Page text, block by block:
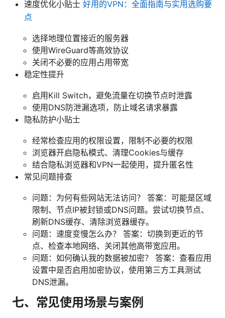
速度优化小贴士 好用的VPN：全面指南与实用选购要
点
选择地理位置接近的服务器
使用WireGuard等高效协议
关闭不必要的应用占用带宽
稳定性提升
启用Kill Switch，避免流量在切换节点时泄露
使用DNS防泄漏选项，防止域名请求暴露
隐私防护小贴士
经常检查应用的权限设置，限制不必要的权限
浏览器开启隐私模式、清理Cookies与缓存
结合隐私浏览器和VPN一起使用，提升匿名性
常见问题排查
问题：为何有些网站无法访问？ 答案：可能是区域
限制、节点IP被封锁或DNS问题。尝试切换节点、
刷新DNS缓存、清除浏览器缓存。
问题：速度变慢怎么办？ 答案：切换到更近的节
点、检查本地网络、关闭其他高带宽应用。
问题：如何确认我的数据被加密？ 答案：查看应用
设置中是否启用加密协议，使用第三方工具测试
DNS泄漏。
七、常见使用场景与案例